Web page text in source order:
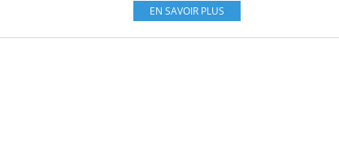
EN SAVOIR PLUS